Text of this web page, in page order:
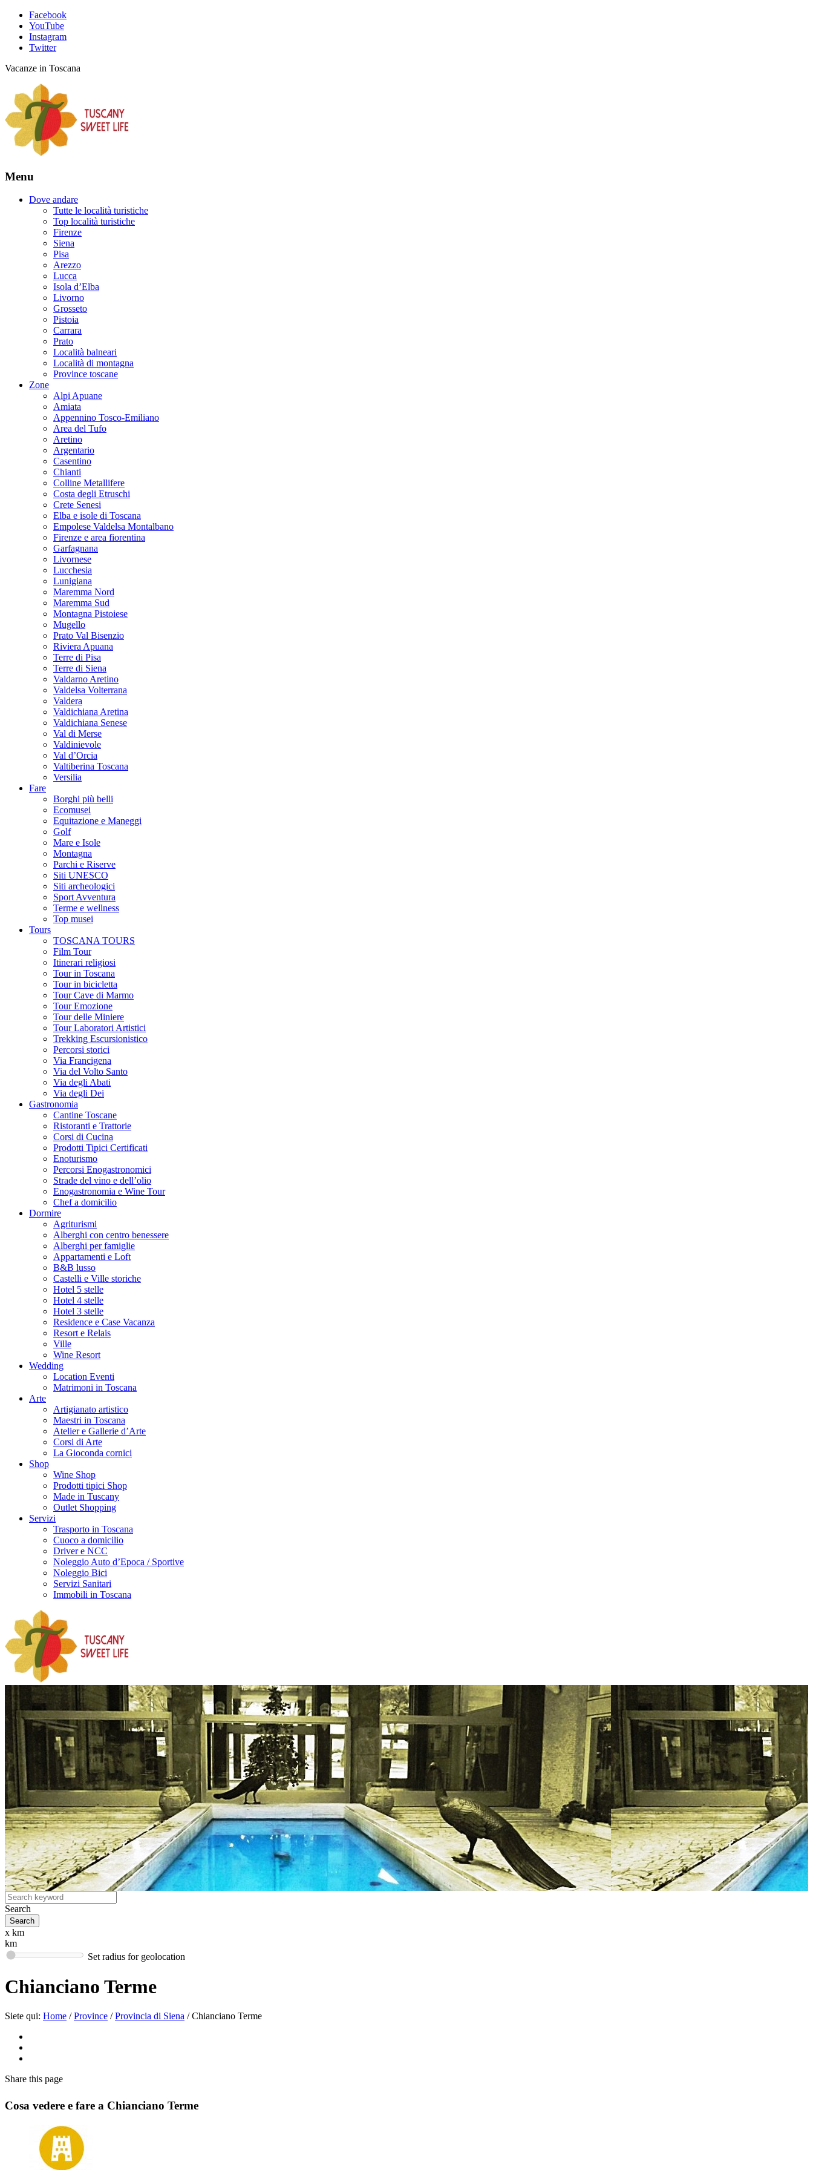
Facebook
YouTube
Instagram
Twitter
Vacanze in Toscana
Menu
Dove andare
Tutte le località turistiche
Top località turistiche
Firenze
Siena
Pisa
Arezzo
Lucca
Isola d’Elba
Livorno
Grosseto
Pistoia
Carrara
Prato
Località balneari
Località di montagna
Province toscane
Zone
Alpi Apuane
Amiata
Appennino Tosco-Emiliano
Area del Tufo
Aretino
Argentario
Casentino
Chianti
Colline Metallifere
Costa degli Etruschi
Crete Senesi
Elba e isole di Toscana
Empolese Valdelsa Montalbano
Firenze e area fiorentina
Garfagnana
Livornese
Lucchesia
Lunigiana
Maremma Nord
Maremma Sud
Montagna Pistoiese
Mugello
Prato Val Bisenzio
Riviera Apuana
Terre di Pisa
Terre di Siena
Valdarno Aretino
Valdelsa Volterrana
Valdera
Valdichiana Aretina
Valdichiana Senese
Val di Merse
Valdinievole
Val d’Orcia
Valtiberina Toscana
Versilia
Fare
Borghi più belli
Ecomusei
Equitazione e Maneggi
Golf
Mare e Isole
Montagna
Parchi e Riserve
Siti UNESCO
Siti archeologici
Sport Avventura
Terme e wellness
Top musei
Tours
TOSCANA TOURS
Film Tour
Itinerari religiosi
Tour in Toscana
Tour in bicicletta
Tour Cave di Marmo
Tour Emozione
Tour delle Miniere
Tour Laboratori Artistici
Trekking Escursionistico
Percorsi storici
Via Francigena
Via del Volto Santo
Via degli Abati
Via degli Dei
Gastronomia
Cantine Toscane
Ristoranti e Trattorie
Corsi di Cucina
Prodotti Tipici Certificati
Enoturismo
Percorsi Enogastronomici
Strade del vino e dell’olio
Enogastronomia e Wine Tour
Chef a domicilio
Dormire
Agriturismi
Alberghi con centro benessere
Alberghi per famiglie
Appartamenti e Loft
B&B lusso
Castelli e Ville storiche
Hotel 5 stelle
Hotel 4 stelle
Hotel 3 stelle
Residence e Case Vacanza
Resort e Relais
Ville
Wine Resort
Wedding
Location Eventi
Matrimoni in Toscana
Arte
Artigianato artistico
Maestri in Toscana
Atelier e Gallerie d’Arte
Corsi di Arte
La Gioconda cornici
Shop
Wine Shop
Prodotti tipici Shop
Made in Tuscany
Outlet Shopping
Servizi
Trasporto in Toscana
Cuoco a domicilio
Driver e NCC
Noleggio Auto d’Epoca / Sportive
Noleggio Bici
Servizi Sanitari
Immobili in Toscana
Search
x km
km
Set radius for geolocation
Chianciano Terme
Siete qui: Home / Province / Provincia di Siena / Chianciano Terme
Share this page
Cosa vedere e fare a Chianciano Terme